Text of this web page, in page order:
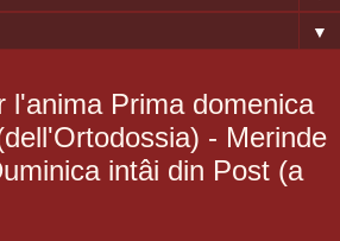
▼
l'anima Prima domenica
- Merinde
intâi din Post (a